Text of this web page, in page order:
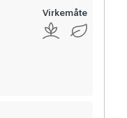
Virkemåte